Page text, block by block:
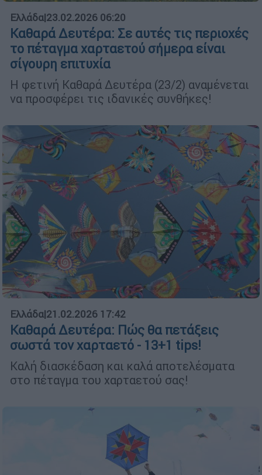
Ελλάδα|23.02.2026 06:20
Καθαρά Δευτέρα: Σε αυτές τις περιοχές
το πέταγμα χαρταετού σήμερα είναι
σίγουρη επιτυχία
Η φετινή Καθαρά Δευτέρα (23/2) αναμένεται
να προσφέρει τις ιδανικές συνθήκες!
Ελλάδα|21.02.2026 17:42
Καθαρά Δευτέρα: Πώς θα πετάξεις
σωστά τον χαρταετό - 13+1 tips!
Καλή διασκέδαση και καλά αποτελέσματα
στο πέταγμα του χαρταετού σας!